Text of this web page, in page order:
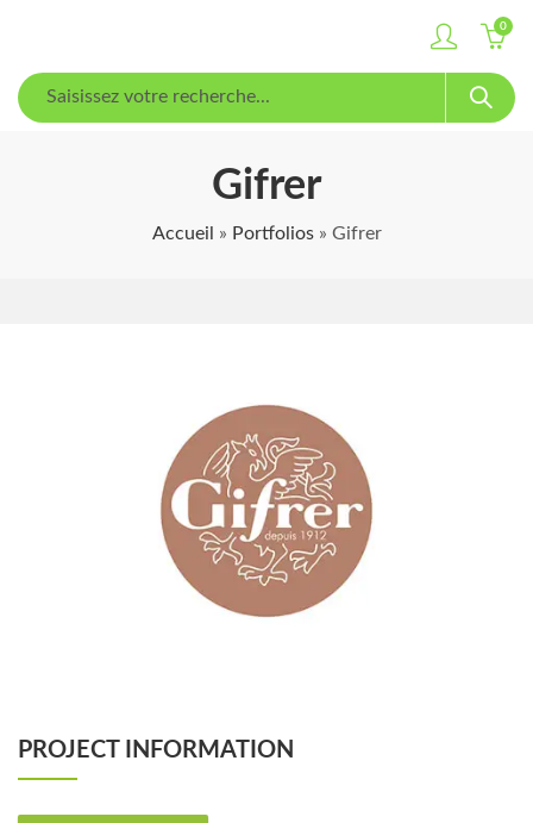
0
Gifrer
Accueil » Portfolios» Gifrer
PROJECT INFORMATION